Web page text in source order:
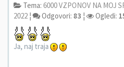
Tema: 6000 VZPONOV NA MOJ
2022 ¦ Odgovori: 83 ¦ Ogledi:
Ja, naj traja